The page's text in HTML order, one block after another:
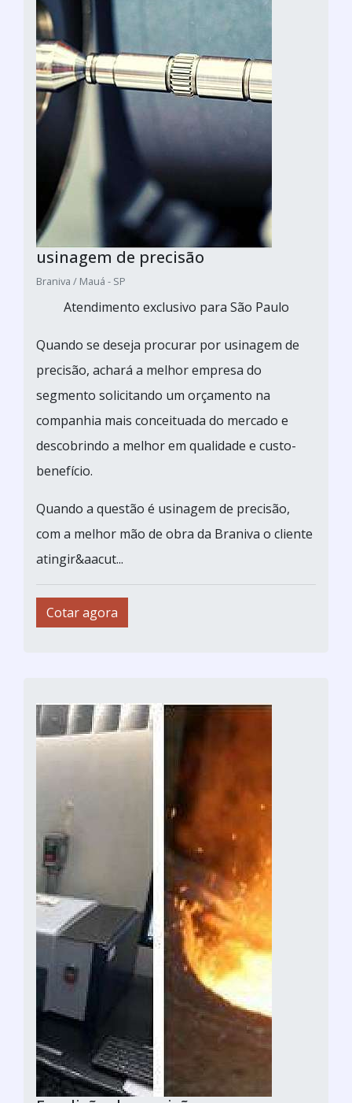
usinagem de precisão
Braniva / Mauá - SP
Atendimento exclusivo para São Paulo
Quando se deseja procurar por usinagem de
precisão, achará a melhor empresa do
segmento solicitando um orçamento na
companhia mais conceituada do mercado e
descobrindo a melhor em qualidade e custo-
benefício.
Quando a questão é usinagem de precisão,
com a melhor mão de obra da Braniva o cliente
atingir&aacut...
Cotar agora